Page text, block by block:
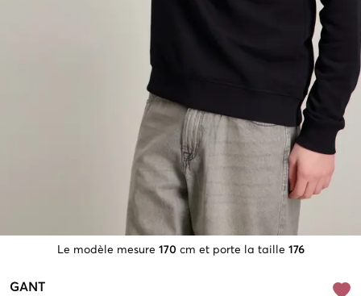
Le modèle mesure 170 cm et porte la taille 176
GANT